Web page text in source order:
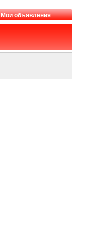
Мои объявления